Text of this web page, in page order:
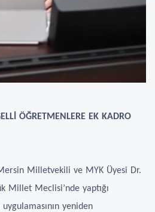
ÖĞRETMENLERE EK KADRO
Milletvekili ve MYK Üyesi Dr.
Millet Meclisi’nde yaptığı
yeniden